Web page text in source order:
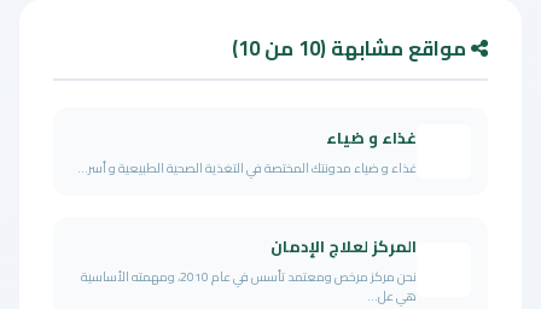
مواقع مشابهة (10 من 10)
غذاء و ضياء
غذاء و ضياء مدونتك المختصة في التغذية الصحية الطبيعية و أسر...
المركز لعلاج الإدمان
نحن مركز مرخص ومعتمد تأسس في عام 2010، ومهمته الأساسية
هي عل...